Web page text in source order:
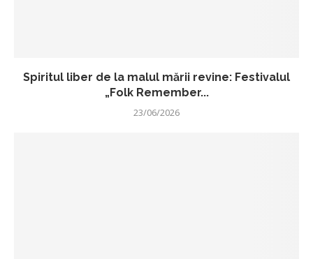
Spiritul liber de la malul mării revine: Festivalul
„Folk Remember...
23/06/2026